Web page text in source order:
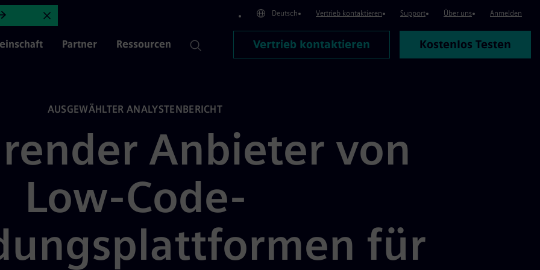
Ankündigung schließen
Deutsch Vertrieb kontaktieren Support Über uns Anmelden
Partner Ressourcen Vertrieb kontaktieren Kostenlos Testen
AUSGEWÄHLTER ANALYSTENBERICHT
Anbieter von
Low-Code-
für